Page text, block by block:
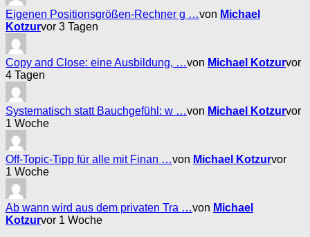
Eigenen Positionsgrößen-Rechner g …von Michael
Kotzurvor 3 Tagen
Copy and Close: eine Ausbildung, …von Michael Kotzurvor
4 Tagen
Systematisch statt Bauchgefühl: w …von Michael Kotzurvor
1 Woche
Off-Topic-Tipp für alle mit Finan …von Michael Kotzurvor
1 Woche
Ab wann wird aus dem privaten Tra …von Michael
Kotzurvor 1 Woche